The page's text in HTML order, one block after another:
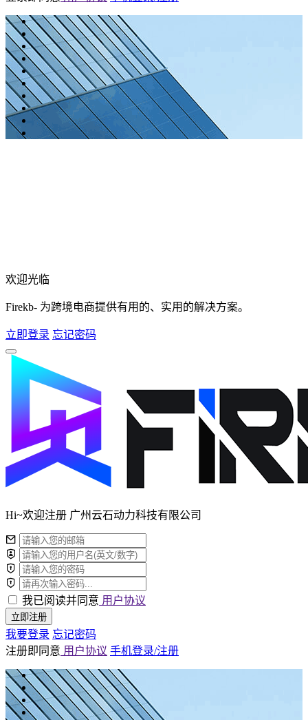
欢迎光临
Firekb- 为跨境电商提供有用的、实用的解决方案。
立即登录 忘记密码
Hi~欢迎注册 广州云石动力科技有限公司
我已阅读并同意 用户协议
立即注册
我要登录 忘记密码
注册即同意 用户协议 手机登录/注册